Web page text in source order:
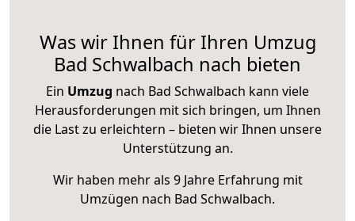
Was wir Ihnen für Ihren Umzug
Bad Schwalbach nach bieten
Ein Umzug nach Bad Schwalbach kann viele
Herausforderungen mit sich bringen, um Ihnen
die Last zu erleichtern – bieten wir Ihnen unsere
Unterstützung an.
Wir haben mehr als 9 Jahre Erfahrung mit
Umzügen nach Bad Schwalbach.